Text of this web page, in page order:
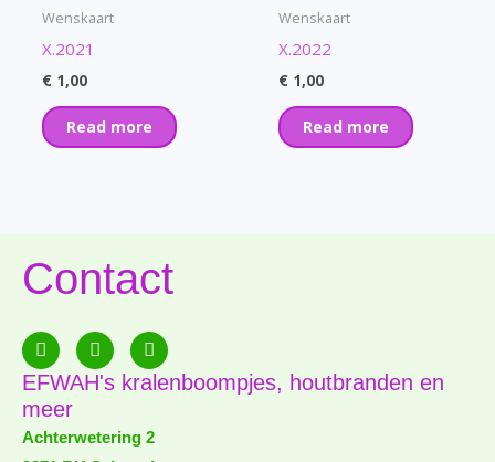
Wenskaart
X.2021
€ 1,00
Read more
Wenskaart
X.2022
€ 1,00
Read more
Contact
F
a
c
e
b
o
o
E
n
v
e
o
p
P
h
o
n
-
a
EFWAH's kralenboompjes, houtbranden en
meer
Achterwetering 2